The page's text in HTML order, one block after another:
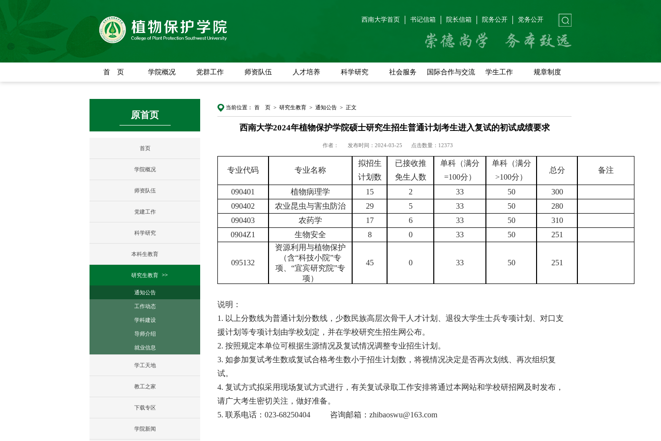
西南大学首页 书记信箱 院长信箱 院务公开 党务公开
首 页 学院概况 党群工作 师资队伍 人才培养 科学研究 社会服务 国际合作与交流 学生工作 规章制度
原首页
首页
学院概况
师资队伍
党建工作
科学研究
本科生教育
研究生教育
通知公告
工作动态
学科建设
导师介绍
就业信息
学工天地
教工之家
下载专区
学院新闻
当前位置： 首 页> 研究生教育> 通知公告> 正文
西南大学2024年植物保护学院硕士研究生招生普通计划考生进入复试的初试成绩要求
作者： 发布时间：2024-03-25 点击数量： 12373
专业代码 专业名称
拟招生
计划数
已接收推
免生人数
单科（满分
=100分）
单科（满分
>100分）
总分 备注
090401 植物病理学 15 2 33 50
300
090402
农业昆虫与害虫防治 29 5 33 50
280
090403
农药学 17 6 33 50
310
0904Z1
生物安全 8 0 33 50 251
095132
资源利用与植物保护
（含“科技小院”专
项、“宜宾研究院”专
项）
45 0 33 50 251
说明：
1. 以上分数线为普通计划分数线，少数民族高层次骨干人才计划、退役大学生士兵专项计划、对口支
援计划等专项计划由学校划定，并在学校研究生招生网公布。
2.按照规定本单位可根据生源情况及复试情况调整专业招生计划。
3.如参加复试考生数或复试合格考生数小于招生计划数，将视情况决定是否再次划线、再次组织复
试。
4.复试方式拟采用现场复试方式进行，有关复试录取工作安排将通过本网站和学校研招网及时发布，
请广大考生密切关注，做好准备。
5.联系电话：023-68250404 咨询邮箱：zhibaoswu@163.com